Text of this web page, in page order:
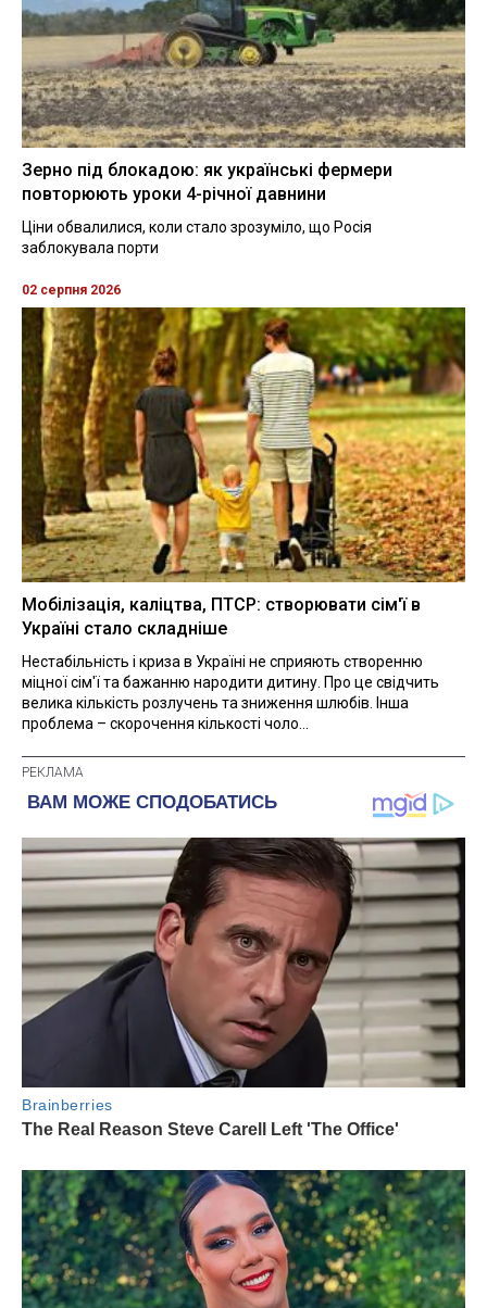
Зерно під блокадою: як українські фермери
повторюють уроки 4-річної давнини
Ціни обвалилися, коли стало зрозуміло, що Росія
заблокувала порти
02 серпня 2026
Мобілізація, каліцтва, ПТСР: створювати сім'ї в
Україні стало складніше
Нестабільність і криза в Україні не сприяють створенню
міцної сім'ї та бажанню народити дитину. Про це свідчить
велика кількість розлучень та зниження шлюбів. Інша
проблема – скорочення кількості чоло...